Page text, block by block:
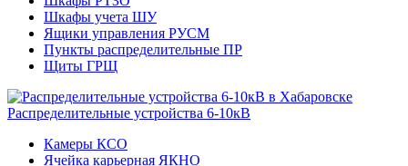
Шкафы учета ШУ
Ящики управления РУСМ
Пункты распределительные ПР
Щиты ГРЩ
Распределительные устройства 6-10кВ
Камеры КСО
Ячейка карьерная ЯКНО